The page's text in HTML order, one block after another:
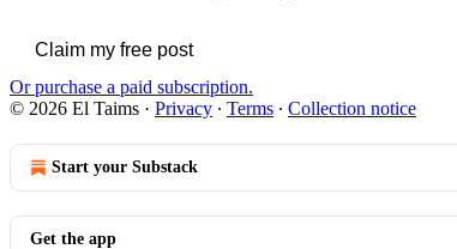
Claim my free post
Or purchase a paid subscription.
© 2026 El Taims · Privacy ∙ Terms ∙ Collection notice
Start your Substack
Get the app